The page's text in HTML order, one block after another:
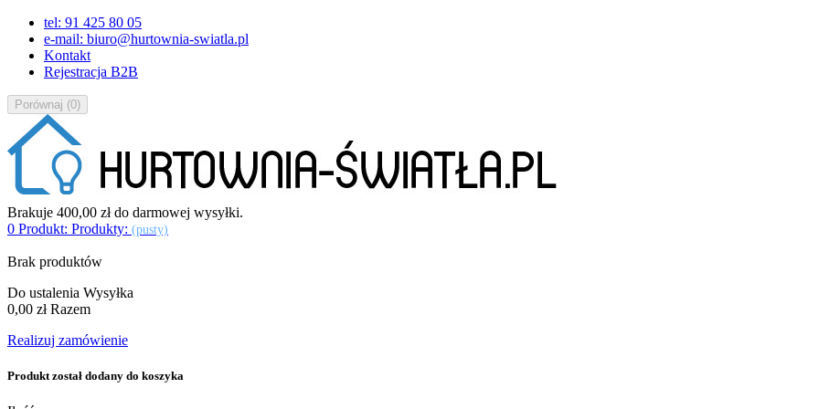
tel: 91 425 80 05
e-mail: biuro@hurtownia-swiatla.pl
Kontakt
Rejestracja B2B
Porównaj (0)
Brakuje 400,00 złdo darmowej wysyłki.
0 Produkt: Produkty: (pusty)
Brak produktów
Do ustalenia Wysyłka
0,00 zł Razem
Realizuj zamówienie
Produkt został dodany do koszyka